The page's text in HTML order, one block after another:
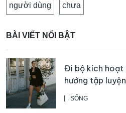
người dùng chưa
BÀI VIẾT NỔI BẬT
SỐNG
Đi bộ kích hoạt
hướng tập
thể bắt đầu